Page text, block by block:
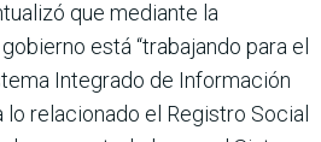
que mediante la
está “trabajando para el
Integrado de Información
relacionado el Registro Social